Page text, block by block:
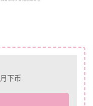
月下币